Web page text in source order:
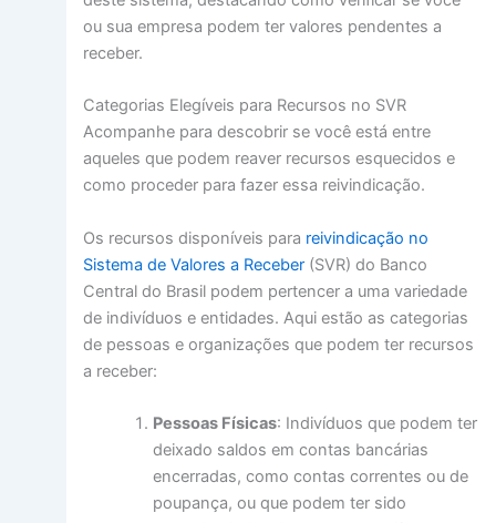
ou sua empresa podem ter valores pendentes a
receber.
Categorias Elegíveis para Recursos no SVR
Acompanhe para descobrir se você está entre
aqueles que podem reaver recursos esquecidos e
como proceder para fazer essa reivindicação.
Os recursos disponíveis para reivindicação no
Sistema de Valores a Receber(SVR) do Banco
Central do Brasil podem pertencer a uma variedade
de indivíduos e entidades. Aqui estão as categorias
de pessoas e organizações que podem ter recursos
a receber:
Pessoas Físicas: Indivíduos que podem ter
deixado saldos em contas bancárias
encerradas, como contas correntes ou de
poupança, ou que podem ter sido